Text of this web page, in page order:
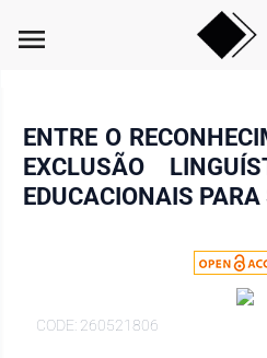
menu
ENTRE O
EXCLUSÃO
EDUCACIONAIS
CODE: 260521806